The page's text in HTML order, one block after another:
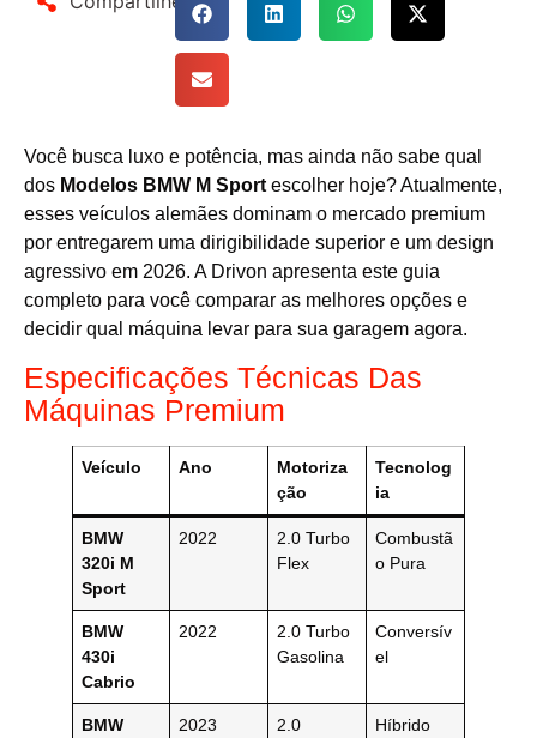
Você busca luxo e potência, mas ainda não sabe qual
dos Modelos BMW M Sport escolher hoje? Atualmente,
esses veículos alemães dominam o mercado premium
por entregarem uma dirigibilidade superior e um design
agressivo em 2026. A Drivon apresenta este guia
completo para você comparar as melhores opções e
decidir qual máquina levar para sua garagem agora.
Especificações Técnicas Das
Máquinas Premium
Veículo Ano
Motoriza
ção
Tecnolog
ia
BMW
320i M
Sport
2022
2.0 Turbo
Flex
Combustã
o Pura
BMW
430i
Cabrio
2022
2.0 Turbo
Gasolina
Conversív
el
BMW
2023
2.0
Híbrido